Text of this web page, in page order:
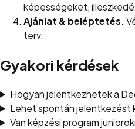
képességeket,
Ajánlat & beléptetés.
terv.
Gyakori kérdések
Hogyan jelentkezhetek a
Lehet spontán jelentkezést
Van képzési program